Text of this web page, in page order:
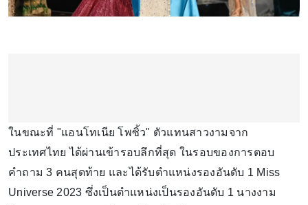
ในขณะที่ "แอนโทเนีย โพซิ้ว" ตัวแทนสาวงามจาก
ประเทศไทย ได้ผ่านเข้ารอบลึกที่สุด ในรอบของการตอบ
คำถาม 3 คนสุดท้าย และได้รับตำแหน่งรองอันดับ 1 Miss
Universe 2023 ซึ่งเป็นตำแหน่งเป็นรองอันดับ 1 นางงาม